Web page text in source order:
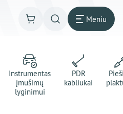
Meniu
Instrumentas
įmušimų
lyginimui
PDR
kabliukai